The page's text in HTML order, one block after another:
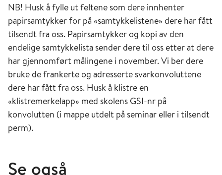
NB! Husk å fylle ut feltene som dere innhenter
papirsamtykker for på «samtykkelistene» dere har fått
tilsendt fra oss. Papirsamtykker og kopi av den
endelige samtykkelista sender dere til oss etter at dere
har gjennomført målingene i november. Vi ber dere
bruke de frankerte og adresserte svarkonvoluttene
dere har fått fra oss. Husk å klistre en
«klistremerkelapp» med skolens GSI-nr på
konvolutten (i mappe utdelt på seminar eller i tilsendt
perm).
Se også